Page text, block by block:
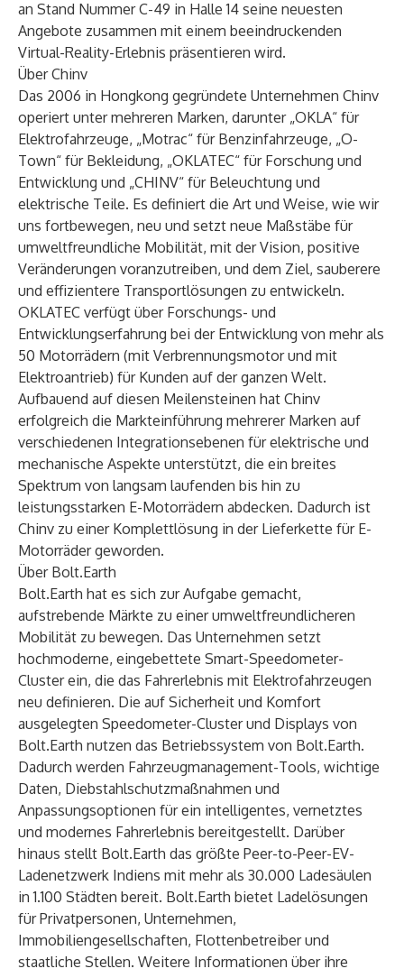
an Stand Nummer C-49 in Halle 14 seine neuesten
Angebote zusammen mit einem beeindruckenden
Virtual-Reality-Erlebnis präsentieren wird.
Über Chinv
Das 2006 in Hongkong gegründete Unternehmen Chinv
operiert unter mehreren Marken, darunter „OKLA“ für
Elektrofahrzeuge, „Motrac“ für Benzinfahrzeuge, „O-
Town“ für Bekleidung, „OKLATEC“ für Forschung und
Entwicklung und „CHINV“ für Beleuchtung und
elektrische Teile. Es definiert die Art und Weise, wie wir
uns fortbewegen, neu und setzt neue Maßstäbe für
umweltfreundliche Mobilität, mit der Vision, positive
Veränderungen voranzutreiben, und dem Ziel, sauberere
und effizientere Transportlösungen zu entwickeln.
OKLATEC verfügt über Forschungs- und
Entwicklungserfahrung bei der Entwicklung von mehr als
50 Motorrädern (mit Verbrennungsmotor und mit
Elektroantrieb) für Kunden auf der ganzen Welt.
Aufbauend auf diesen Meilensteinen hat Chinv
erfolgreich die Markteinführung mehrerer Marken auf
verschiedenen Integrationsebenen für elektrische und
mechanische Aspekte unterstützt, die ein breites
Spektrum von langsam laufenden bis hin zu
leistungsstarken E-Motorrädern abdecken. Dadurch ist
Chinv zu einer Komplettlösung in der Lieferkette für E-
Motorräder geworden.
Über Bolt.Earth
Bolt.Earth hat es sich zur Aufgabe gemacht,
aufstrebende Märkte zu einer umweltfreundlicheren
Mobilität zu bewegen. Das Unternehmen setzt
hochmoderne, eingebettete Smart-Speedometer-
Cluster ein, die das Fahrerlebnis mit Elektrofahrzeugen
neu definieren. Die auf Sicherheit und Komfort
ausgelegten Speedometer-Cluster und Displays von
Bolt.Earth nutzen das Betriebssystem von Bolt.Earth.
Dadurch werden Fahrzeugmanagement-Tools, wichtige
Daten, Diebstahlschutzmaßnahmen und
Anpassungsoptionen für ein intelligentes, vernetztes
und modernes Fahrerlebnis bereitgestellt. Darüber
hinaus stellt Bolt.Earth das größte Peer-to-Peer-EV-
Ladenetzwerk Indiens mit mehr als 30.000 Ladesäulen
in 1.100 Städten bereit. Bolt.Earth bietet Ladelösungen
für Privatpersonen, Unternehmen,
Immobiliengesellschaften, Flottenbetreiber und
staatliche Stellen. Weitere Informationen über ihre